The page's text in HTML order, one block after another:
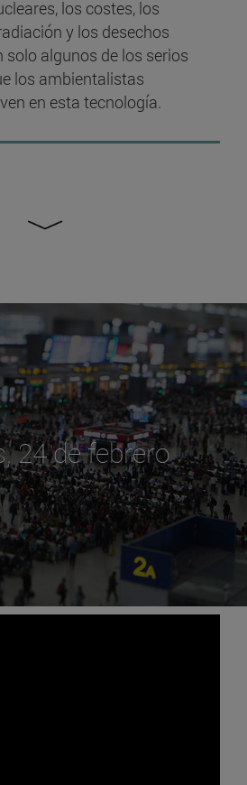
los costes, los
y los desechos
solo algunos de los serios
los ambientalistas
en esta tecnología.
24 de febrero